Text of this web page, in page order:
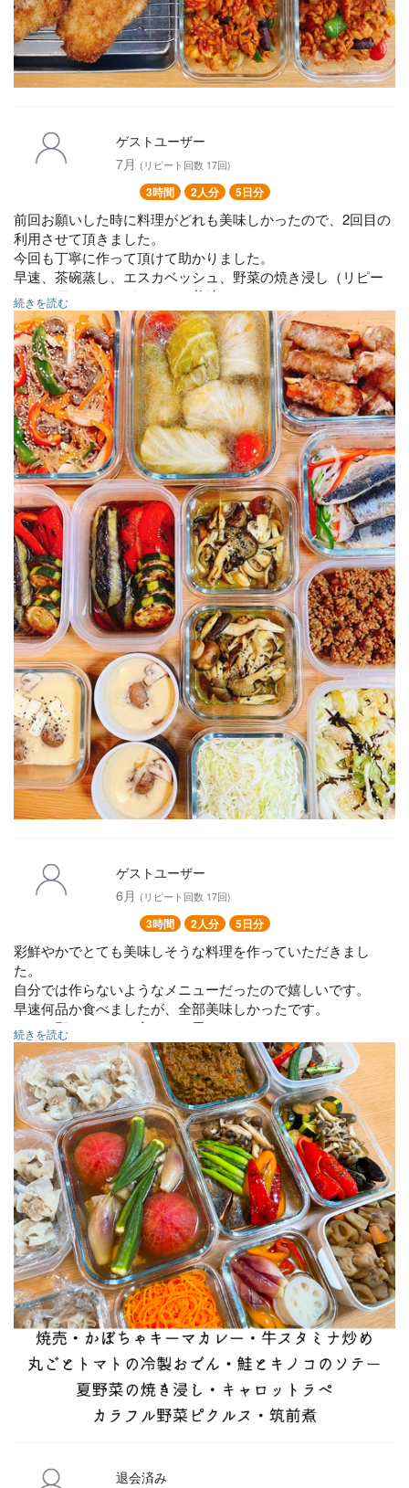
ゲストユーザー
7月 (リピート回数 17回)
3時間 2人分 5日分
前回お願いした時に料理がどれも美味しかったので、2回目の
利用させて頂きました。
今回も丁寧に作って頂けて助かりました。
早速、茶碗蒸し、エスカベッシュ、野菜の焼き浸し（リピー
ト）を頂きましたが、とても美味しかったです。
牛肉チャプチェ風
鰯のエスカベッシュ
★野菜とチーズの豚肉巻き
★ロールキャベツ
★タコライス
夏野菜野菜焼き浸し
クリームチーズ茶碗蒸し
キノコのアチャール
塩昆布キャベツ
★冷凍可能
続きを読む
ゲストユーザー
6月 (リピート回数 17回)
3時間 2人分 5日分
彩鮮やかでとても美味しそうな料理を作っていただきまし
た。
自分では作らないようなメニューだったので嬉しいです。
早速何品か食べましたが、全部美味しかったです。
またお願いできると良いなと思ってます。
焼売
かぼちゃキーマカレー
牛スタミナ炒め
丸ごとトマトの冷製おでん
鮭と野菜のソテー
夏野菜の焼き浸し
キャロットラペ
カラフル野菜ピクルス
筑前煮
続きを読む
退会済み